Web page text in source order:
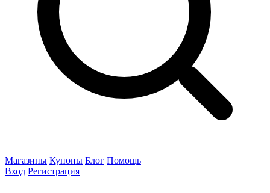
Магазины Купоны Блог Помощь
Вход Регистрация